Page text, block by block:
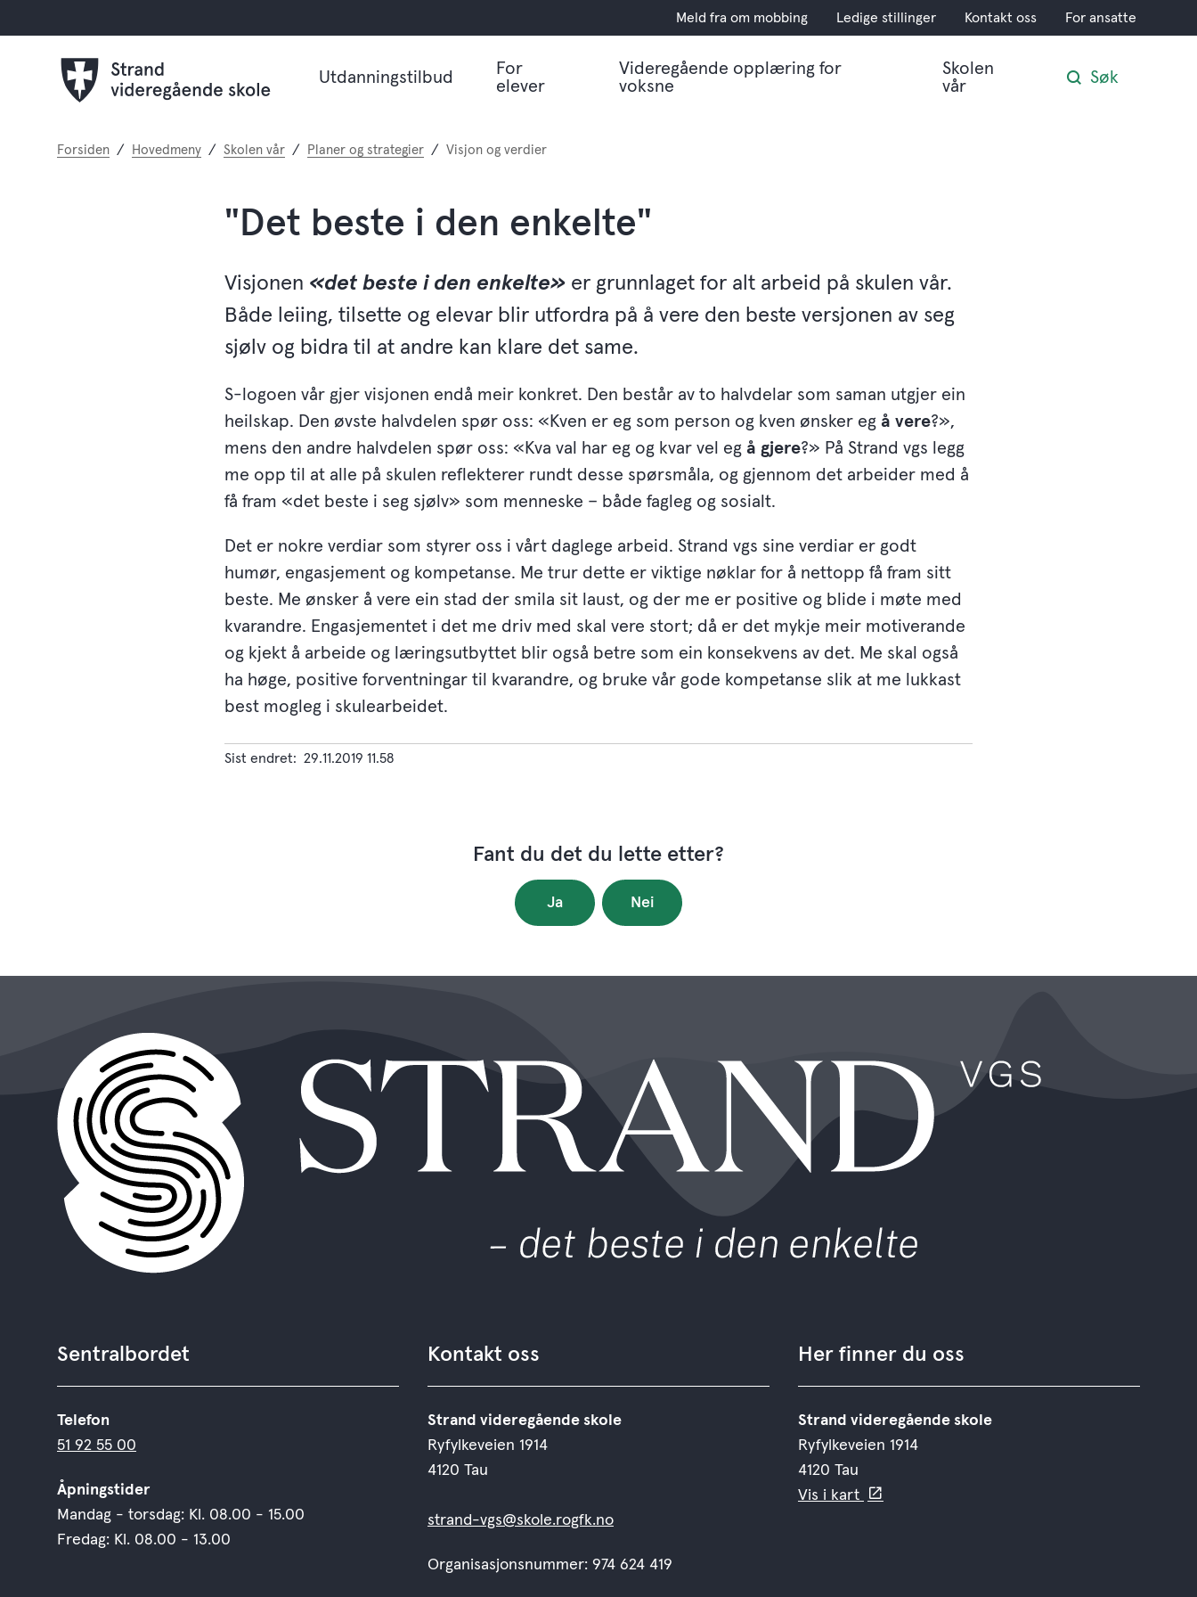
Meld fra om mobbing Ledige stillinger Kontakt oss For ansatte
Utdanningstilbud
For
elever
Videregående opplæring for
voksne
Skolen
vår
Søk
Du
Forsiden Hovedmeny Skolen vår Planer og strategier Visjon og verdier
"Det beste i den enkelte"
Visjonen «det beste i den enkelte» er grunnlaget for alt arbeid på skulen vår.
Både leiing, tilsette og elevar blir utfordra på å vere den beste versjonen av seg
sjølv og bidra til at andre kan klare det same.
S-logoen vår gjer visjonen endå meir konkret. Den består av to halvdelar som saman utgjer ein
heilskap. Den øvste halvdelen spør oss: «Kven er eg som person og kven ønsker eg å vere?»,
mens den andre halvdelen spør oss: «Kva val har eg og kvar vel eg å gjere?» På Strand vgs legg
me opp til at alle på skulen reflekterer rundt desse spørsmåla, og gjennom det arbeider med å
få fram «det beste i seg sjølv» som menneske – både fagleg og sosialt.
Det er nokre verdiar som styrer oss i vårt daglege arbeid. Strand vgs sine verdiar er godt
humør, engasjement og kompetanse. Me trur dette er viktige nøklar for å nettopp få fram sitt
beste. Me ønsker å vere ein stad der smila sit laust, og der me er positive og blide i møte med
kvarandre. Engasjementet i det me driv med skal vere stort; då er det mykje meir motiverande
og kjekt å arbeide og læringsutbyttet blir også betre som ein konsekvens av det. Me skal også
ha høge, positive forventningar til kvarandre, og bruke vår gode kompetanse slik at me lukkast
best mogleg i skulearbeidet.
Sist endret 29.11.2019 11.58
Fant du det du lette etter?
Ja Nei
Sentralbordet
Telefon
51 92 55 00
Åpningstider
Mandag - torsdag: Kl. 08.00 - 15.00
Fredag: Kl. 08.00 - 13.00
Kontakt oss
Strand videregående skole
Ryfylkeveien 1914
4120 Tau
strand-vgs@skole.rogfk.no
Organisasjonsnummer: 974 624 419
Her finner du oss
Strand videregående skole
Ryfylkeveien 1914
4120 Tau
Vis i kart